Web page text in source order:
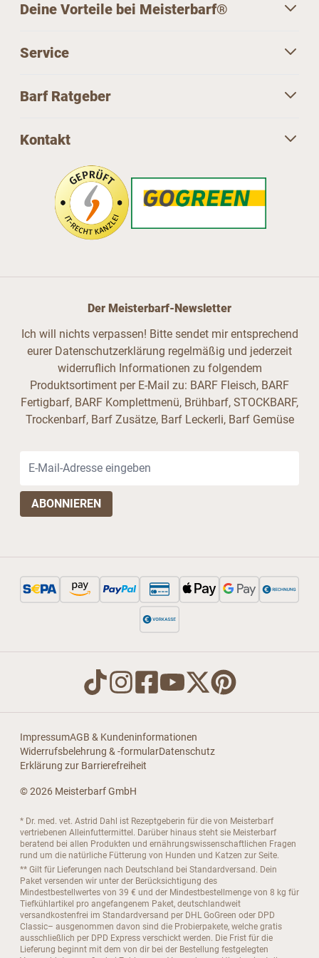
Deine Vorteile bei Meisterbarf®
Service
Barf Ratgeber
Kontakt
Der Meisterbarf-Newsletter
Ich will nichts verpassen! Bitte sendet mir entsprechend
eurer Datenschutzerklärung regelmäßig und jederzeit
widerruflich Informationen zu folgendem
Produktsortiment per E-Mail zu: BARF Fleisch, BARF
Fertigbarf, BARF Komplettmenü, Brühbarf, STOCKBARF,
Trockenbarf, Barf Zusätze, Barf Leckerli, Barf Gemüse
ImpressumAGB & Kundeninformationen
Widerrufsbelehrung & -formularDatenschutz
Erklärung zur Barrierefreiheit
© 2026 Meisterbarf GmbH
* Dr. med. vet. Astrid Dahl ist Rezeptgeberin für die von Meisterbarf
vertriebenen Alleinfuttermittel. Darüber hinaus steht sie Meisterbarf
beratend bei allen Produkten und ernährungswissenschaftlichen Fragen
rund um die natürliche Fütterung von Hunden und Katzen zur Seite.
** Gilt für Lieferungen nach Deutschland bei Standardversand. Dein
Paket versenden wir unter der Berücksichtigung des
Mindestbestellwertes von 39 € und der Mindestbestellmenge von 8 kg für
Tiefkühlartikel pro angefangenem Paket, deutschlandweit
versandkostenfrei im Standardversand per DHL GoGreen oder DPD
Classic– ausgenommen davon sind die Probierpakete, welche gratis
ausschließlich per DPD Express verschickt werden. Die Frist für die
Lieferung beginnt mit dem von dir bei der Bestellung festgelegten